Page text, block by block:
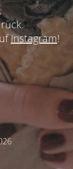
Instagram!